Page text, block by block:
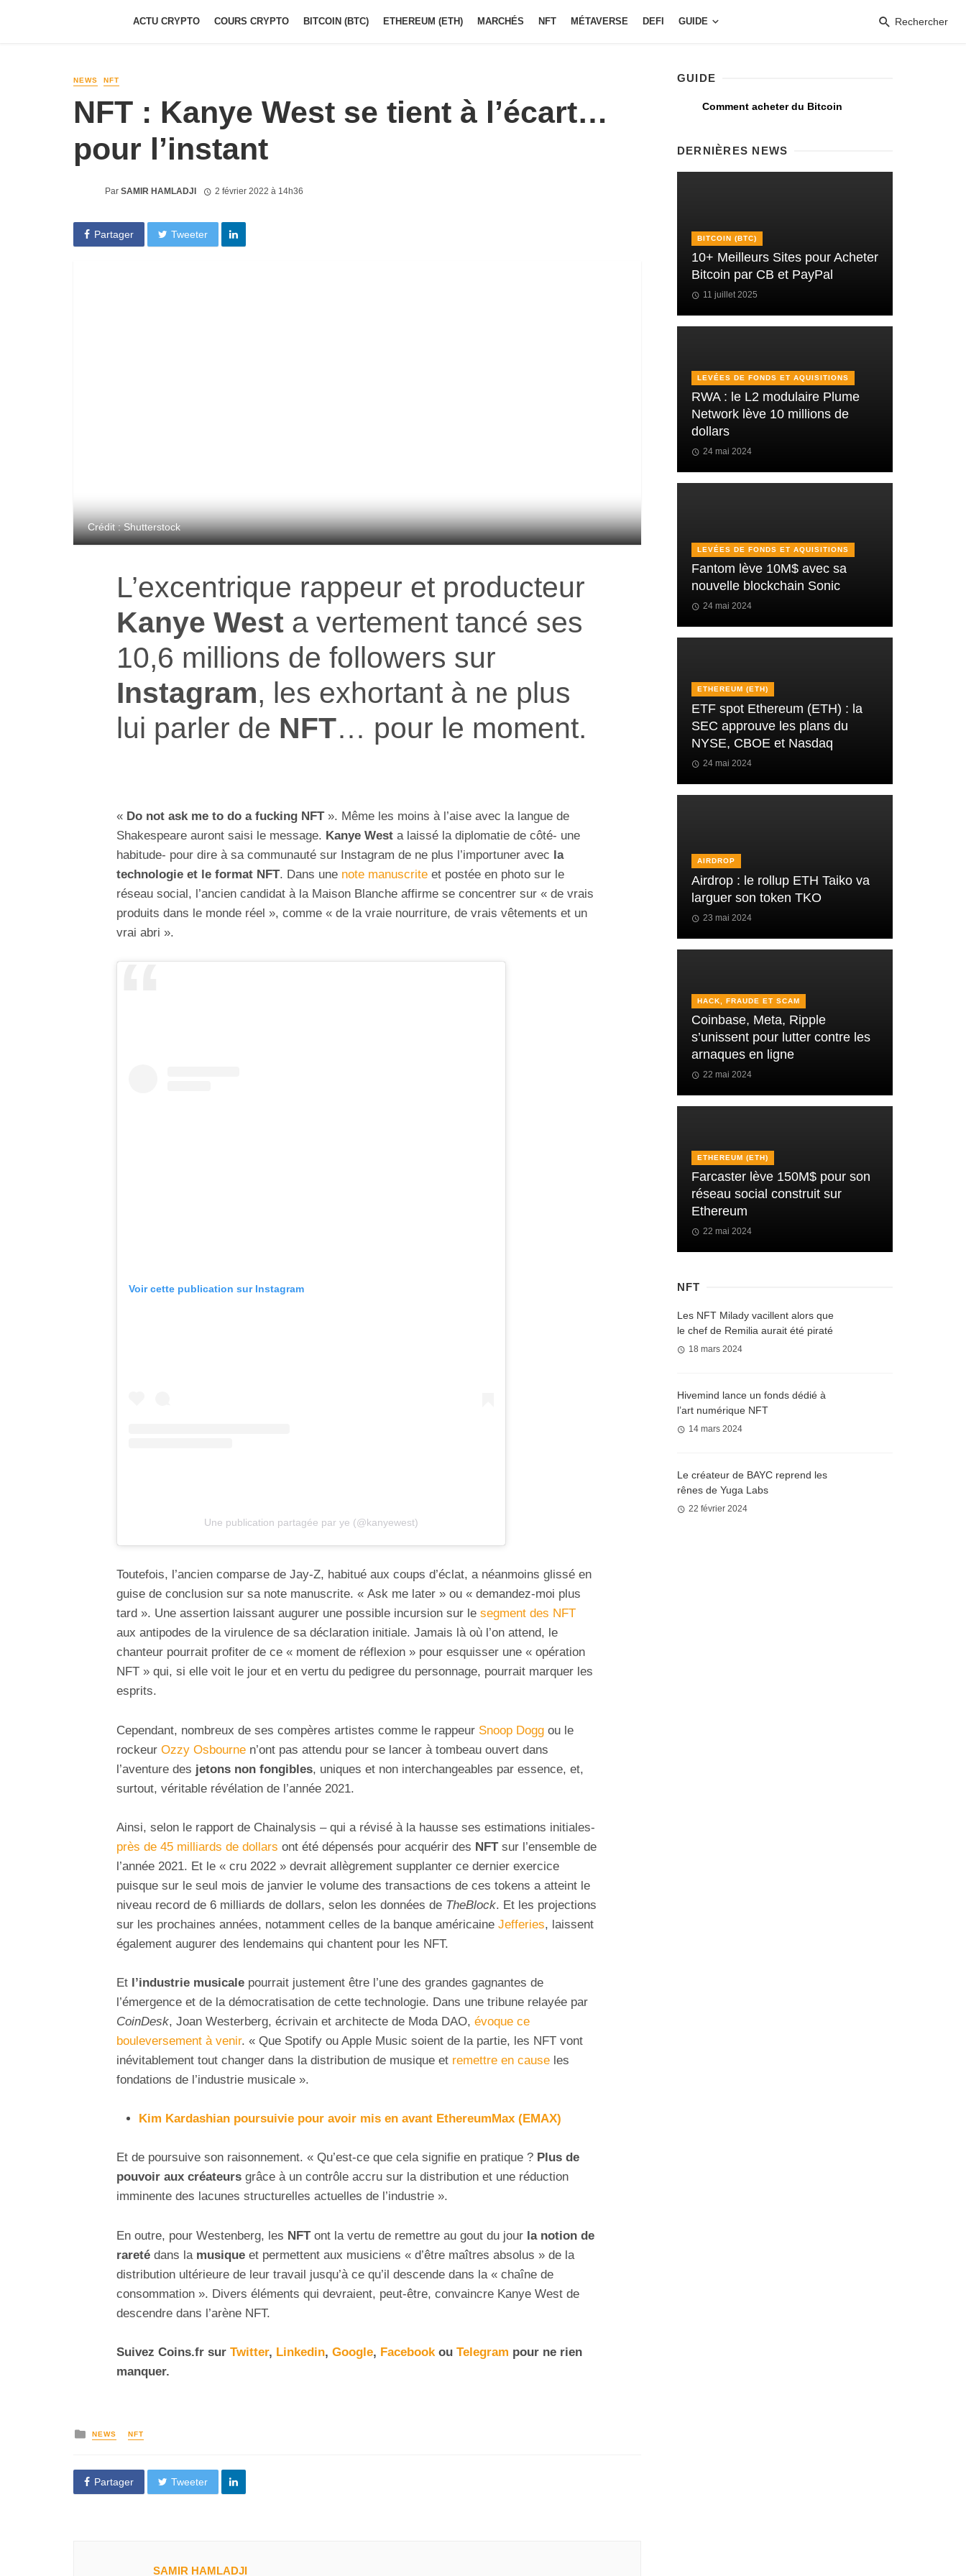
ACTU CRYPTO COURS CRYPTO BITCOIN (BTC) ETHEREUM (ETH) MARCHÉS NFT MÉTAVERSE DEFI GUIDE Rechercher
NEWS NFT
NFT : Kanye West se tient à l’écart…
pour l’instant
Par SAMIR HAMLADJI 2 février 2022 à 14h36
Partager Tweeter
Crédit : Shutterstock
L’excentrique rappeur et producteur
Kanye West a vertement tancé ses
10,6 millions de followers sur
Instagram, les exhortant à ne plus
lui parler de NFT… pour le moment.
« Do not ask me to do a fucking NFT ». Même les moins à l’aise avec la langue de
Shakespeare auront saisi le message. Kanye West a laissé la diplomatie de côté- une
habitude- pour dire à sa communauté sur Instagram de ne plus l’importuner avec la
technologie et le format NFT. Dans une note manuscrite et postée en photo sur le
réseau social, l’ancien candidat à la Maison Blanche affirme se concentrer sur « de vrais
produits dans le monde réel », comme « de la vraie nourriture, de vrais vêtements et un
vrai abri ».
Voir cette publication sur Instagram
Une publication partagée par ye (@kanyewest)
Toutefois, l’ancien comparse de Jay-Z, habitué aux coups d’éclat, a néanmoins glissé en
guise de conclusion sur sa note manuscrite. « Ask me later » ou « demandez-moi plus
tard ». Une assertion laissant augurer une possible incursion sur le segment des NFT
aux antipodes de la virulence de sa déclaration initiale. Jamais là où l’on attend, le
chanteur pourrait profiter de ce « moment de réflexion » pour esquisser une « opération
NFT » qui, si elle voit le jour et en vertu du pedigree du personnage, pourrait marquer les
esprits.
Cependant, nombreux de ses compères artistes comme le rappeur Snoop Dogg ou le
rockeur Ozzy Osbourne n’ont pas attendu pour se lancer à tombeau ouvert dans
l’aventure des jetons non fongibles, uniques et non interchangeables par essence, et,
surtout, véritable révélation de l’année 2021.
Ainsi, selon le rapport de Chainalysis – qui a révisé à la hausse ses estimations initiales-
près de 45 milliards de dollars ont été dépensés pour acquérir des NFTsur l’ensemble de
l’année 2021. Et le « cru 2022 » devrait allègrement supplanter ce dernier exercice
puisque sur le seul mois de janvier le volume des transactions de ces tokens a atteint le
niveau record de 6 milliards de dollars, selon les données de TheBlock. Et les projections
sur les prochaines années, notamment celles de la banque américaine Jefferies, laissent
également augurer des lendemains qui chantent pour les NFT.
Et l’industrie musicale pourrait justement être l’une des grandes gagnantes de
l’émergence et de la démocratisation de cette technologie. Dans une tribune relayée par
CoinDesk, Joan Westerberg, écrivain et architecte de Moda DAO, évoque ce
bouleversement à venir. « Que Spotify ou Apple Music soient de la partie, les NFT vont
inévitablement tout changer dans la distribution de musique et remettre en cause les
fondations de l’industrie musicale ».
Kim Kardashian poursuivie pour avoir mis en avant EthereumMax (EMAX)
Et de poursuive son raisonnement. « Qu’est-ce que cela signifie en pratique ? Plus de
pouvoir aux créateurs grâce à un contrôle accru sur la distribution et une réduction
imminente des lacunes structurelles actuelles de l’industrie ».
En outre, pour Westenberg, les NFTont la vertu de remettre au gout du jour la notion de
rareté dans la musique et permettent aux musiciens « d’être maîtres absolus » de la
distribution ultérieure de leur travail jusqu’à ce qu’il descende dans la « chaîne de
consommation ». Divers éléments qui devraient, peut-être, convaincre Kanye West de
descendre dans l’arène NFT.
Suivez Coins.fr sur Twitter, Linkedin, Google, Facebook ou Telegram pour ne rien
manquer.
NEWS NFT
Partager Tweeter
SAMIR HAMLADJI
GUIDE
Comment acheter du Bitcoin
DERNIÈRES NEWS
BITCOIN (BTC)
10+ Meilleurs Sites pour Acheter
Bitcoin par CB et PayPal
11 juillet 2025
LEVÉES DE FONDS ET AQUISITIONS
RWA : le L2 modulaire Plume
Network lève 10 millions de
dollars
24 mai 2024
LEVÉES DE FONDS ET AQUISITIONS
Fantom lève 10M$ avec sa
nouvelle blockchain Sonic
24 mai 2024
ETHEREUM (ETH)
ETF spot Ethereum (ETH) : la
SEC approuve les plans du
NYSE, CBOE et Nasdaq
24 mai 2024
AIRDROP
Airdrop : le rollup ETH Taiko va
larguer son token TKO
23 mai 2024
HACK, FRAUDE ET SCAM
Coinbase, Meta, Ripple
s’unissent pour lutter contre les
arnaques en ligne
22 mai 2024
ETHEREUM (ETH)
Farcaster lève 150M$ pour son
réseau social construit sur
Ethereum
22 mai 2024
NFT
Les NFT Milady vacillent alors que
le chef de Remilia aurait été piraté
18 mars 2024
Hivemind lance un fonds dédié à
l’art numérique NFT
14 mars 2024
Le créateur de BAYC reprend les
rênes de Yuga Labs
22 février 2024